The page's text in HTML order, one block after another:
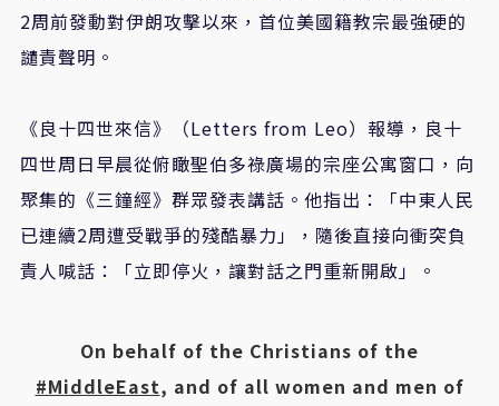
2周前發動對伊朗攻擊以來，首位美國籍教宗最強硬的
譴責聲明。
《良十四世來信》（Letters from Leo）報導，良十
四世周日早晨從俯瞰聖伯多祿廣場的宗座公寓窗口，向
聚集的《三鐘經》群眾發表講話。他指出：「中東人民
已連續2周遭受戰爭的殘酷暴力」，隨後直接向衝突負
責人喊話：「立即停火，讓對話之門重新開啟」。
On behalf of the Christians of the
#MiddleEast, and of all women and men of